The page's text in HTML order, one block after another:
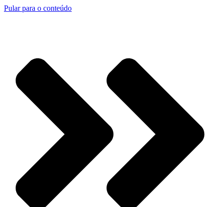
Pular para o conteúdo